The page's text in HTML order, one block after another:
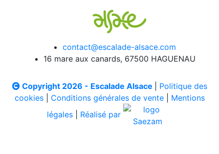
contact@escalade-alsace.com
16 mare aux canards, 67500 HAGUENAU
Copyright 2026 - Escalade Alsace
Politique des
cookies| Conditions générales de vente| Mentions
légales
Réalisé par